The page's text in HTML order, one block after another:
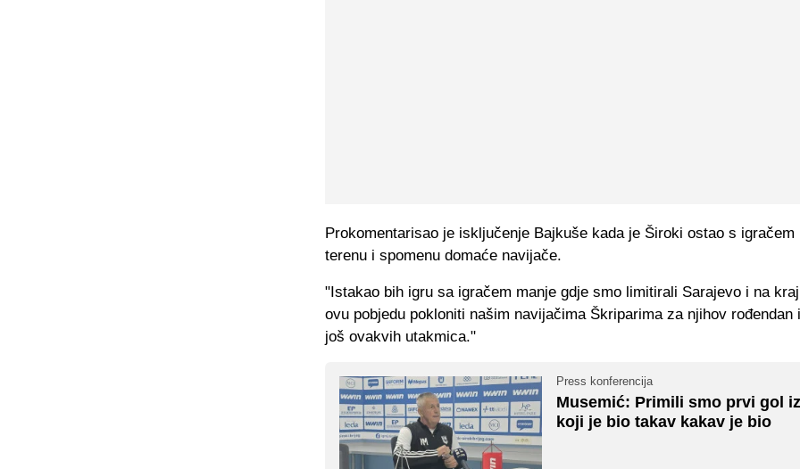
Prokomentarisao je isključenje Bajkuše kada je Široki ostao s igračem
terenu i spomenu domaće navijače.
"Istakao bih igru sa igračem manje gdje smo limitirali Sarajevo i na
ovu pobjedu pokloniti našim navijačima Škriparimaza njihov rođendan
još ovakvih utakmica."
Press konferencija
Musemić: Primili smo prvi gol
koji je bio takav kakav je bio